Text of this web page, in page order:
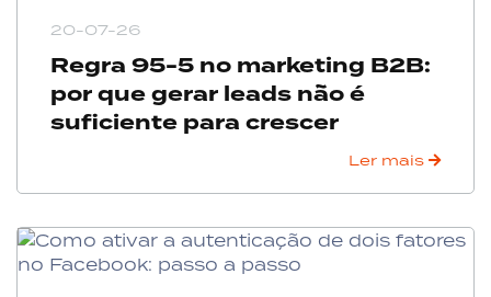
20-07-26
Regra 95-5 no marketing B2B:
por que gerar leads não é
suficiente para crescer
Ler mais